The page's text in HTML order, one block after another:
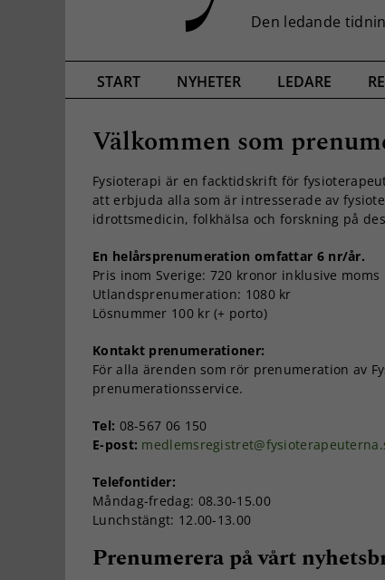
START NYHETER LEDARE
Välkommen som
Fysioterapi är en facktidskrift för
att erbjuda alla som är intresserade av
idrottsmedicin, folkhälsa och forskning på
En helårsprenumeration omfattar 6 nr/år.
Pris inom Sverige: 720 kronor inklusive moms
Utlandsprenumeration: 1080 kr
Lösnummer 100 kr (+ porto)
Kontakt prenumerationer:
För alla ärenden som rör prenumeration av
prenumerationsservice.
Tel: 08-567 06 150
E-post:
Telefontider:
Måndag-fredag: 08.30-15.00
Lunchstängt: 12.00-13.00
Prenumerera på vårt